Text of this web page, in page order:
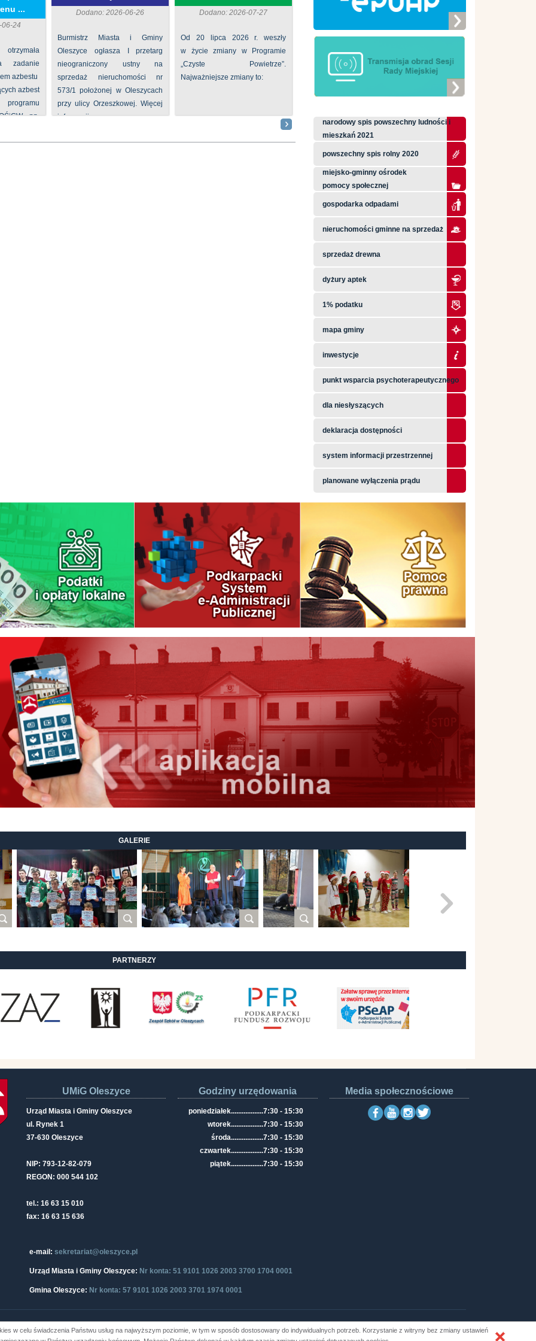
...
24
zadanie
azbestu
azbest
pn.
Dodano: 2026-06-26
Burmistrz Miasta i Gminy
Oleszyce ogłasza I przetarg
nieograniczony ustny na
sprzedaż nieruchomości nr
573/1 położonej w Oleszycach
przy ulicy Orzeszkowej. Więcej
informacji ...
Dodano: 2026-07-27
Od 20 lipca 2026 r. weszły
w życie zmiany w Programie
„Czyste Powietrze”.
Najważniejsze zmiany to:
narodowy spis powszechny ludności i
mieszkań 2021
powszechny spis rolny 2020
miejsko-gminny ośrodek
pomocy społecznej
gospodarka odpadami
nieruchomości gminne na sprzedaż
sprzedaż drewna
dyżury aptek
1% podatku
mapa gminy
inwestycje
punkt wsparcia psychoterapeutycznego
dla niesłyszących
deklaracja dostępności
system informacji przestrzennej
planowane wyłączenia prądu
GALERIE
PARTNERZY
UMiG Oleszyce
Urząd Miasta i Gminy Oleszyce
ul. Rynek 1
37-630 Oleszyce
NIP: 793-12-82-079
REGON: 000 544 102
tel.: 16 63 15 010
fax: 16 63 15 636
Godziny urzędowania
poniedziałek..................7:30 - 15:30
wtorek..................7:30 - 15:30
środa..................7:30 - 15:30
czwartek..................7:30 - 15:30
piątek..................7:30 - 15:30
Media społecznościowe
e-mail: sekretariat@oleszyce.pl
Urząd Miasta i Gminy Oleszyce: Nr konta: 51 9101 1026 2003 3700 1704 0001
Gmina Oleszyce: Nr konta: 57 9101 1026 2003 3701 1974 0001
Oleszyce Produkcja i hosting: ZETO-RZESZÓW
w celu świadczenia Państwu usług na najwyższym poziomie, w tym w sposób dostosowany do indywidualnych potrzeb. Korzystanie z witryny bez zmiany ustawień